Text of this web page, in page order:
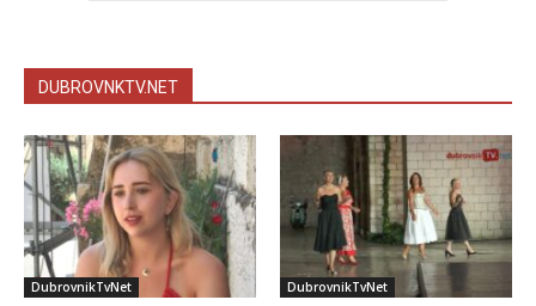
DUBROVNKTV.NET
DubrovnikTvNet DubrovnikTvNet